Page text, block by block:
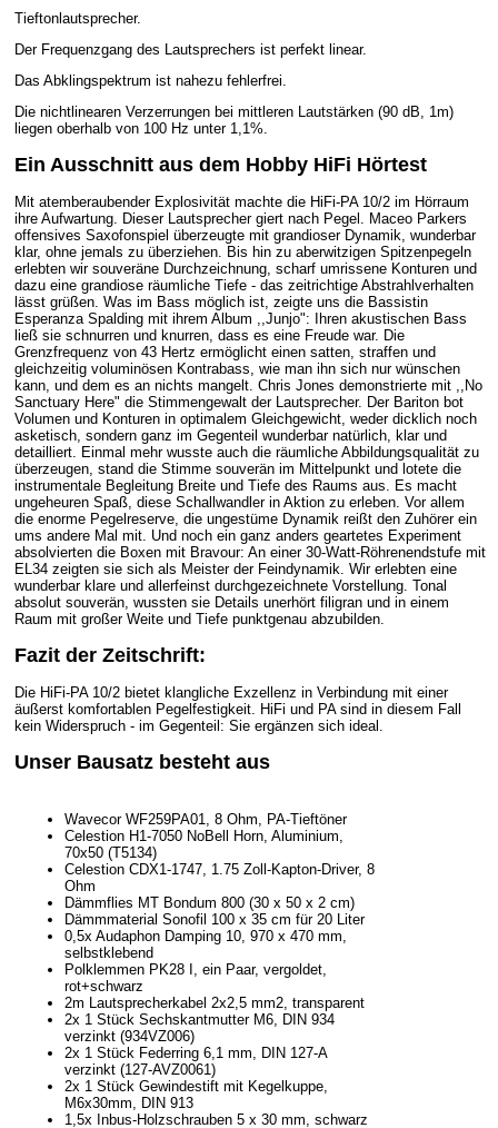
Tieftonlautsprecher.
Der Frequenzgang des Lautsprechers ist perfekt linear.
Das Abklingspektrum ist nahezu fehlerfrei.
Die nichtlinearen Verzerrungen bei mittleren Lautstärken (90 dB, 1m)
liegen oberhalb von 100 Hz unter 1,1%.
Ein Ausschnitt aus dem Hobby HiFi Hörtest
Mit atemberaubender Explosivität machte die HiFi-PA 10/2 im Hörraum
ihre Aufwartung. Dieser Lautsprecher giert nach Pegel. Maceo Parkers
offensives Saxofonspiel überzeugte mit grandioser Dynamik, wunderbar
klar, ohne jemals zu überziehen. Bis hin zu aberwitzigen Spitzenpegeln
erlebten wir souveräne Durchzeichnung, scharf umrissene Konturen und
dazu eine grandiose räumliche Tiefe - das zeitrichtige Abstrahlverhalten
lässt grüßen. Was im Bass möglich ist, zeigte uns die Bassistin
Esperanza Spalding mit ihrem Album ,,Junjo": Ihren akustischen Bass
ließ sie schnurren und knurren, dass es eine Freude war. Die
Grenzfrequenz von 43 Hertz ermöglicht einen satten, straffen und
gleichzeitig voluminösen Kontrabass, wie man ihn sich nur wünschen
kann, und dem es an nichts mangelt. Chris Jones demonstrierte mit ,,No
Sanctuary Here" die Stimmengewalt der Lautsprecher. Der Bariton bot
Volumen und Konturen in optimalem Gleichgewicht, weder dicklich noch
asketisch, sondern ganz im Gegenteil wunderbar natürlich, klar und
detailliert. Einmal mehr wusste auch die räumliche Abbildungsqualität zu
überzeugen, stand die Stimme souverän im Mittelpunkt und lotete die
instrumentale Begleitung Breite und Tiefe des Raums aus. Es macht
ungeheuren Spaß, diese Schallwandler in Aktion zu erleben. Vor allem
die enorme Pegelreserve, die ungestüme Dynamik reißt den Zuhörer ein
ums andere Mal mit. Und noch ein ganz anders geartetes Experiment
absolvierten die Boxen mit Bravour: An einer 30-Watt-Röhrenendstufe mit
EL34 zeigten sie sich als Meister der Feindynamik. Wir erlebten eine
wunderbar klare und allerfeinst durchgezeichnete Vorstellung. Tonal
absolut souverän, wussten sie Details unerhört filigran und in einem
Raum mit großer Weite und Tiefe punktgenau abzubilden.
Fazit der Zeitschrift:
Die HiFi-PA 10/2 bietet klangliche Exzellenz in Verbindung mit einer
äußerst komfortablen Pegelfestigkeit. HiFi und PA sind in diesem Fall
kein Widerspruch - im Gegenteil: Sie ergänzen sich ideal.
Unser Bausatz besteht aus
Wavecor WF259PA01, 8 Ohm, PA-Tieftöner
Celestion H1-7050 NoBell Horn, Aluminium,
70x50 (T5134)
Celestion CDX1-1747, 1.75 Zoll-Kapton-Driver, 8
Ohm
Dämmflies MT Bondum 800 (30 x 50 x 2 cm)
Dämmmaterial Sonofil 100 x 35 cm für 20 Liter
0,5x Audaphon Damping 10, 970 x 470 mm,
selbstklebend
Polklemmen PK28 I, ein Paar, vergoldet,
rot+schwarz
2m Lautsprecherkabel 2x2,5 mm2, transparent
2x 1 Stück Sechskantmutter M6, DIN 934
verzinkt (934VZ006)
2x 1 Stück Federring 6,1 mm, DIN 127-A
verzinkt (127-AVZ0061)
2x 1 Stück Gewindestift mit Kegelkuppe,
M6x30mm, DIN 913
1,5x Inbus-Holzschrauben 5 x 30 mm, schwarz